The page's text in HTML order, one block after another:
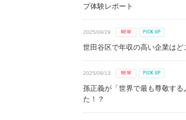
プ体験レポート
2025/09/29
世田谷区で年収の高い企業は
2025/09/13
孫正義が「世界で最も尊敬す
た！？